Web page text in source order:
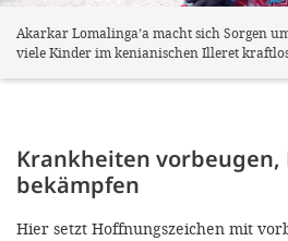
Akarkar Lomalinga’a macht sich Sorgen
viele Kinder im kenianischen Illeret
Krankheiten vorbeugen,
bekämpfen
Hier setzt Hoffnungszeichen mit